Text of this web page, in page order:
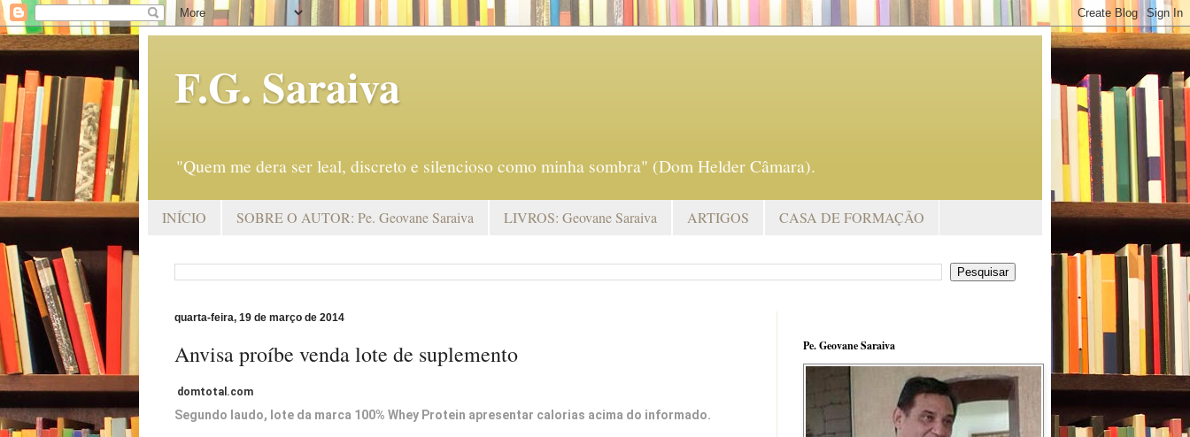
F.G. Saraiva
"Quem me dera ser leal, discreto e silencioso como minha sombra" (Dom Helder Câmara).
INÍCIO SOBRE O AUTOR: Pe. Geovane Saraiva LIVROS: Geovane Saraiva ARTIGOS CASA DE FORMAÇÃO
quarta-feira, 19 de março de 2014
Anvisa proíbe venda lote de suplemento
domtotal.com
Segundo laudo, lote da marca 100% Whey Protein apresentar calorias acima do informado.
Pe. Geovane Saraiva